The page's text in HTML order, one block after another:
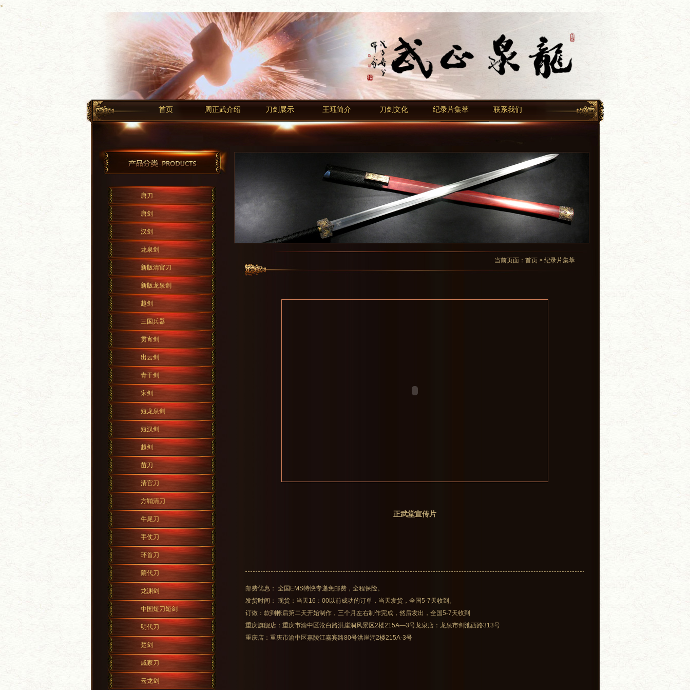
<
首页 周正武介绍 刀剑展示 王珏简介 刀剑文化 纪录片集萃 联系我们
唐刀
唐剑
汉剑
龙泉剑
新版清官刀
新版龙泉剑
越剑
三国兵器
贯宵剑
出云剑
青干剑
宋剑
短龙泉剑
短汉剑
越剑
苗刀
清官刀
方鞘清刀
牛尾刀
手仗刀
环首刀
隋代刀
龙渊剑
中国短刀短剑
明代刀
楚剑
戚家刀
云龙剑
当前页面：首页 > 纪录片集萃
正武堂宣传片
邮费优惠： 全国EMS特快专递免邮费，全程保险。
发货时间： 现货：当天16：00以前成功的订单，当天发货，全国5-7天收到。
订做：款到帐后第二天开始制作，三个月左右制作完成，然后发出，全国5-7天收到
重庆旗舰店：重庆市渝中区沧白路洪崖洞风景区2楼215A—3号龙泉店：龙泉市剑池西路313号
重庆店：重庆市渝中区嘉陵江嘉宾路80号洪崖洞2楼215A-3号